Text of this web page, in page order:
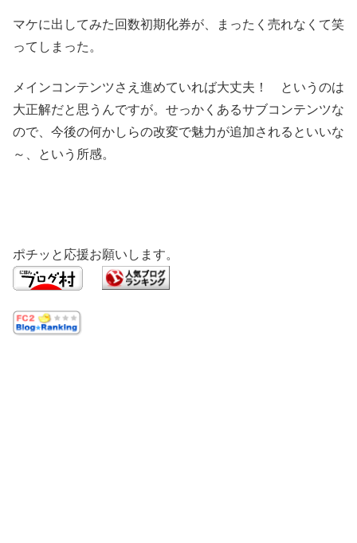
マケに出してみた回数初期化券が、まったく売れなくて笑
ってしまった。
メインコンテンツさえ進めていれば大丈夫！ というのは
大正解だと思うんですが。せっかくあるサブコンテンツな
ので、今後の何かしらの改変で魅力が追加されるといいな
～、という所感。
ポチッと応援お願いします。